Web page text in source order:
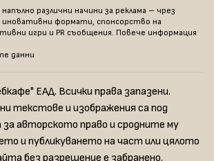
различни начини за реклама – чрез
формати, спонсорство на
игри и PR съобщения. Повече информация
данни
ЕАД. Всички права запазени.
текстове и изображения са под
за авторското право и сродните му
и публикуването на част или цялото
без разрешение е забранено.